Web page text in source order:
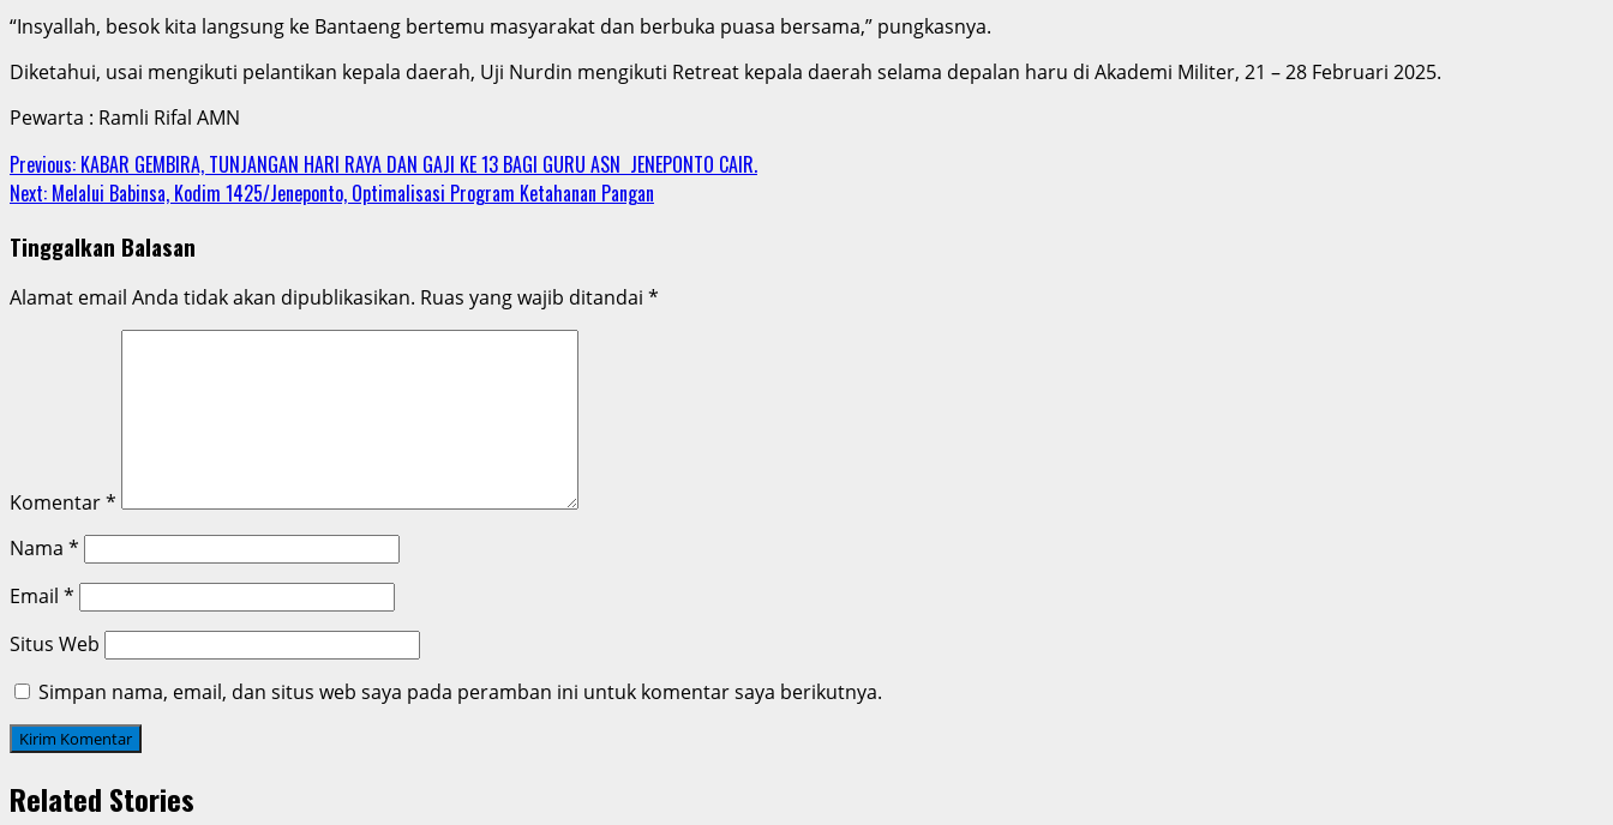
“Insyallah, besok kita langsung ke Bantaeng bertemu masyarakat dan berbuka puasa bersama,” pungkasnya.
Diketahui, usai mengikuti pelantikan kepala daerah, Uji Nurdin mengikuti Retreat kepala daerah selama depalan haru di Akademi Militer, 21 – 28 Februari 2025.
Pewarta : Ramli Rifal AMN
Continue
Reading
Previous: KABAR GEMBIRA, TUNJANGAN HARI RAYA DAN GAJI KE 13 BAGI GURU ASN JENEPONTO CAIR.
Next: Melalui Babinsa, Kodim 1425/Jeneponto, Optimalisasi Program Ketahanan Pangan
Tinggalkan Balasan
Alamat email Anda tidak akan dipublikasikan. Ruas yang wajib ditandai *
Komentar*
Nama *
Email *
Situs Web
Simpan nama, email, dan situs web saya pada peramban ini untuk komentar saya berikutnya.
Related Stories